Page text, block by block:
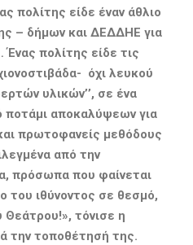
πολίτης είδε έναν άθλιο
– δήμων και ΔΕΔΔΗΕ για
πολίτης είδε τις
όχι λευκού
υλικών’’, σε ένα
ποτάμι αποκαλύψεων για
πρωτοφανείς μεθόδους
από την
πρόσωπα που φαίνεται
ιθύνοντος σε θεσμό,
τόνισε η
την τοποθέτησή της.